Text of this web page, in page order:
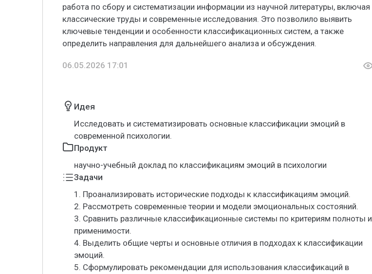
работа по сбору и систематизации информации из научной литературы, включая
классические труды и современные исследования. Это позволило выявить
ключевые тенденции и особенности классификационных систем, а также
определить направления для дальнейшего анализа и обсуждения.
06.05.2026 17:01
Идея
Исследовать и систематизировать основные классификации эмоций в
современной психологии.
Продукт
научно-учебный доклад по классификациям эмоций в психологии
Задачи
1. Проанализировать исторические подходы к классификациям эмоций.
2. Рассмотреть современные теории и модели эмоциональных состояний.
3. Сравнить различные классификационные системы по критериям полноты и
применимости.
4. Выделить общие черты и основные отличия в подходах к классификации
эмоций.
5. Сформулировать рекомендации для использования классификаций в